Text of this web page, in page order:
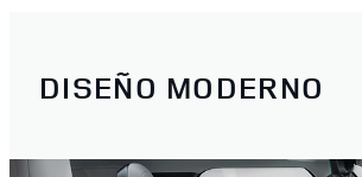
DISEÑO MODERNO